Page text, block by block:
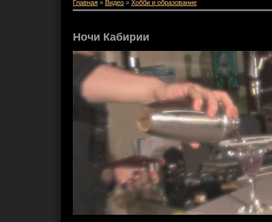
Главная » Видео » Хобби и образование
Ночи Кабирии